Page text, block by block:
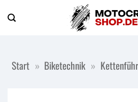
Inhalt
Start » Biketechnik »